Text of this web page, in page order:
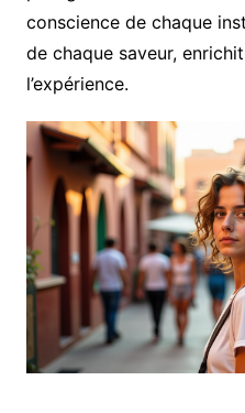
conscience de chaque
de chaque saveur,
l’expérience.